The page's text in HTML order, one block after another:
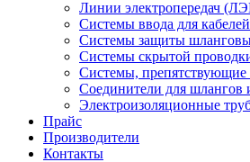
Линии электропередач
Системы ввода для
Системы защиты
Системы скрытой
Системы, препятствующие
Соединители для шлангов
Электроизоляционные
Прайс
Производители
Контакты